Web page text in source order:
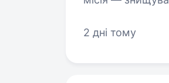
2 дні тому